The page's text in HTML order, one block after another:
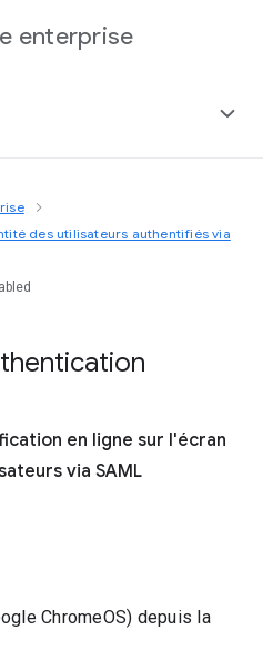
enterprise
des utilisateurs authentifiés via
en ligne sur l'écran
via SAML
ChromeOS) depuis la